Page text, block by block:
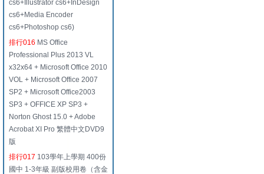
cs6+Illustrator cs6+InDesign
cs6+Media Encoder
cs6+Photoshop cs6)
排行016 MS Office
Professional Plus 2013 VL
x32x64 + Microsoft Office 2010
VOL + Microsoft Office 2007
SP2 + Microsoft Office2003
SP3 + OFFICE XP SP3 +
Norton Ghost 15.0 + Adobe
Acrobat XI Pro 繁體中文DVD9
版
排行017 103學年上學期 400份
國中 1-3年級 副版校用卷（含金